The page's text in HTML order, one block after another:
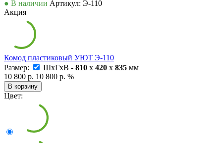
● В наличии Артикул: Э-110
Акция
Комод пластиковый УЮТ Э-110
Размер:
ШxГxВ - 810 x 420 x 835 мм
10 800 р. 10 800 р. %
В корзину
Цвет: